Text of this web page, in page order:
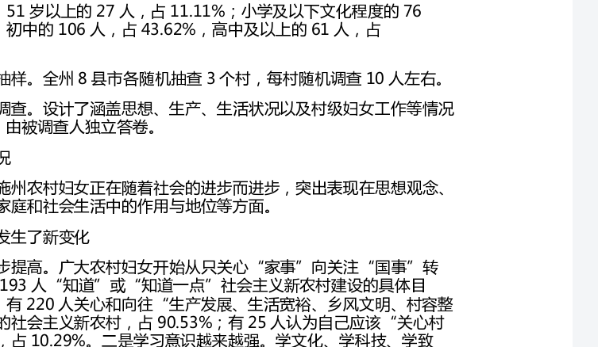
示渴望了解农业实用科技知识，占50.62%。
新要求
随着经济社会的发展，农村妇女的生活方式也在悄然地发生着变化。在追求物质富
有的同时，也开始关注自身的生命健康、精神需求、子女教育等，追求高质量的生
活。除了有很多妇女积极主动地学习科技、学文化外，有110人认为在新农村建
调查方式。问卷调查。设计了涵盖思想、生产、生活状况以及村级妇女工作等情况
的17个选择题，由被调查人独立答卷。
调查中发现，恩施州农村妇女正在随着社会的进步而进步，突出表现在思想观念、
洁、管理民主”的社会主义新农村，占90.53%；有25人认为自己应该“关心村
里的大小事务”，占10.29%。二是学习意识越来越强。学文化、学科技、学致
富，努力提高自身素质，成为当前农村妇女的新时尚。调查中，有103人在自由